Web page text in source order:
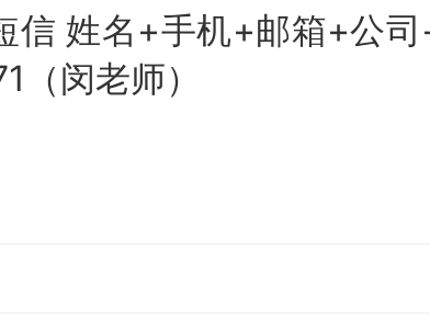
姓名+手机+邮箱+公司
（闵老师）